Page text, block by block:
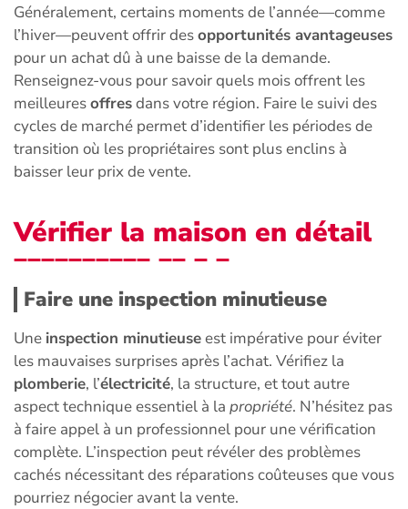
Généralement, certains moments de l’année—comme
l’hiver—peuvent offrir desopportunités avantageuses
pour un achat dû à une baisse de la demande.
Renseignez-vous pour savoir quels mois offrent les
meilleuresoffresdans votre région. Faire le suivi des
cycles de marché permet d’identifier les périodes de
transition où les propriétaires sont plus enclins à
baisser leur prix de vente.
Vérifier la maison en détail
Faire une inspection minutieuse
Une inspection minutieuseest impérative pour éviter
les mauvaises surprises après l’achat. Vérifiez la
plomberie, l’électricité, la structure, et tout autre
aspect technique essentiel à la propriété. N’hésitez pas
à faire appel à un professionnel pour une vérification
complète. L’inspection peut révéler des problèmes
cachés nécessitant des réparations coûteuses que vous
pourriez négocier avant la vente.